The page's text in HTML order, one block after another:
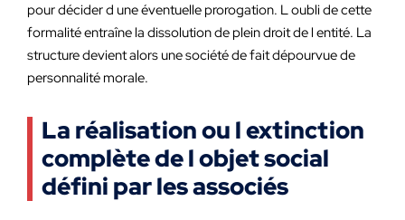
pour décider d une éventuelle prorogation. L oubli de cette
formalité entraîne la dissolution de plein droit de l entité. La
structure devient alors une société de fait dépourvue de
personnalité morale.
La réalisation ou l extinction
complète de l objet social
défini par les associés